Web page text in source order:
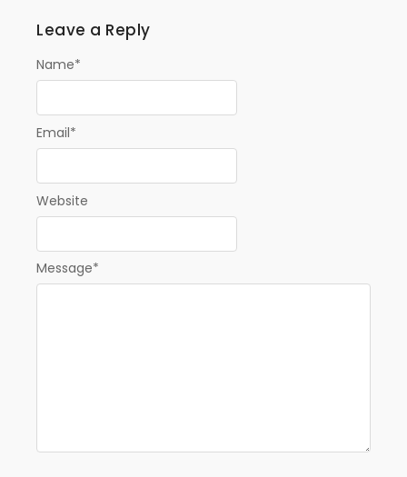
Leave a Reply
Message*
Name*
Email*
Website